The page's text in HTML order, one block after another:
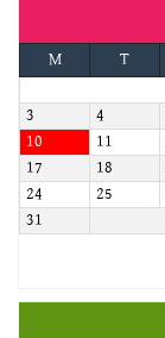
M
T
3
4
10
11
17
18
24
25
31